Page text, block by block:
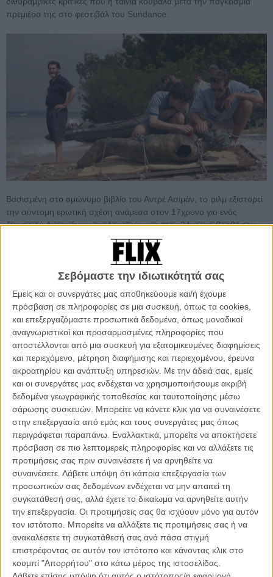
Σεβόμαστε την ιδιωτικότητά σας
Εμείς και οι συνεργάτες μας αποθηκεύουμε και/ή έχουμε
πρόσβαση σε πληροφορίες σε μια συσκευή, όπως τα cookies,
και επεξεργαζόμαστε προσωπικά δεδομένα, όπως μοναδικοί
αναγνωριστικοί και προσαρμοσμένες πληροφορίες που
αποστέλλονται από μια συσκευή για εξατομικευμένες διαφημίσεις
και περιεχόμενο, μέτρηση διαφήμισης και περιεχομένου, έρευνα
ακροατηρίου και ανάπτυξη υπηρεσιών. Με την άδειά σας, εμείς
και οι συνεργάτες μας ενδέχεται να χρησιμοποιήσουμε ακριβή
δεδομένα γεωγραφικής τοποθεσίας και ταυτοποίησης μέσω
σάρωσης συσκευών. Μπορείτε να κάνετε κλικ για να συναινέσετε
στην επεξεργασία από εμάς και τους συνεργάτες μας όπως
περιγράφεται παραπάνω. Εναλλακτικά, μπορείτε να αποκτήσετε
πρόσβαση σε πιο λεπτομερείς πληροφορίες και να αλλάξετε τις
προτιμήσεις σας πριν συναινέσετε ή να αρνηθείτε να
συναινέσετε. Λάβετε υπόψη ότι κάποια επεξεργασία των
προσωπικών σας δεδομένων ενδέχεται να μην απαιτεί τη
συγκατάθεσή σας, αλλά έχετε το δικαίωμα να αρνηθείτε αυτήν
την επεξεργασία. Οι προτιμήσεις σας θα ισχύουν μόνο για αυτόν
τον ιστότοπο. Μπορείτε να αλλάξετε τις προτιμήσεις σας ή να
ανακαλέσετε τη συγκατάθεσή σας ανά πάσα στιγμή
επιστρέφοντας σε αυτόν τον ιστότοπο και κάνοντας κλικ στο
κουμπί "Απορρήτου" στο κάτω μέρος της ιστοσελίδας.
πρεμιέρα της στο φεστιβάλ του Sundance.
Βασισμένη στο ομώνυμο βιβλίο του Αντρέ Ασιμάν, το φιλμ εξιστορεί
την σύντομη ερωτική σχέση ανάμεσα στον 17χρονο γιο ενός
ζευγαριού Αμερικάνων ακαδημαϊκών και στον 24χρονο βοηθό του
πατέρα του που έρχεται για μερικές εβδομάδες στην βίλα τους στην
Ιταλία για να τον βοηθήσει στην εργασία του. Ο νεαρός Ελιο ακόμη
κι αν περνά το καλοκαίρι ξένοιαστος φλερτάροντας με την φίλη του
και νιώθει αρχικά μάλλον εχθρικά απέναντι στον καινούριο τους
επισκέπτη σύντομα θα ανακαλύψει το ξύπνημα συναισθημάτων
που μοιάζει να μην άφηνε να φανερωθούν και η έλξη του για τον
Ολιβερ θα τον οδηγήσει να τον κατακτήσει.
Δείτε ακόμη:
Ο Αρμι Χάμερ πρωταγωνιστεί στο «Call me by
your Name» του Λούκα Γκουαντανίνο